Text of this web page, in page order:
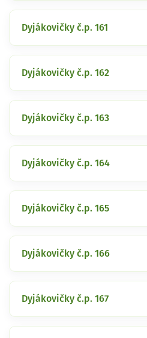
Dyjákovičky č.p. 161
Dyjákovičky č.p. 162
Dyjákovičky č.p. 163
Dyjákovičky č.p. 164
Dyjákovičky č.p. 165
Dyjákovičky č.p. 166
Dyjákovičky č.p. 167